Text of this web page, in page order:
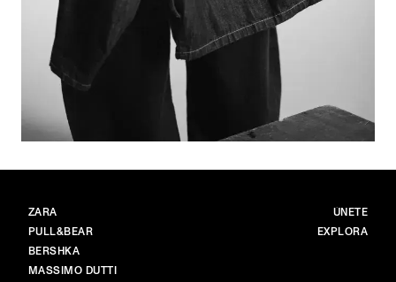
MARCAS
ZARA
PULL&BEAR
BERSHKA
MASSIMO DUTTI
PRINCIPAL
ÚNETE
EXPLORA